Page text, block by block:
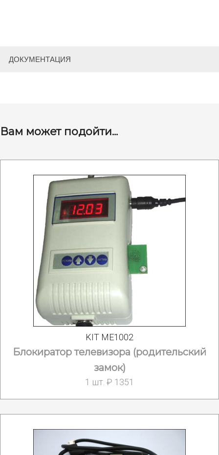
ДОКУМЕНТАЦИЯ
Вам может подойти...
KIT ME1002
Блокиратор телевизора (родительский
замок)
1 шт. ₽ 1351